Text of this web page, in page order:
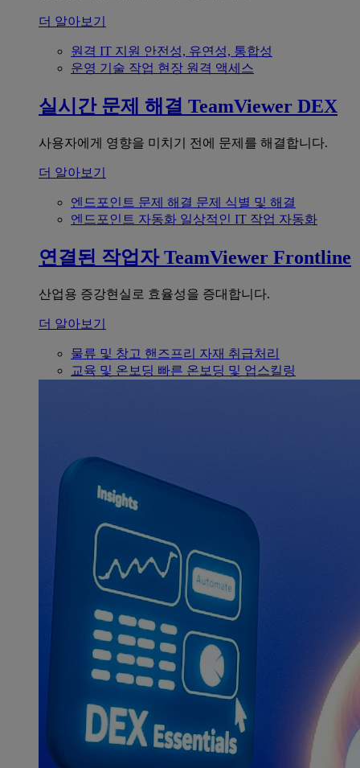
더 알아보기
원격 IT 지원 안전성, 유연성, 통합성
운영 기술 작업 현장 원격 액세스
실시간 문제 해결 TeamViewer DEX
사용자에게 영향을 미치기 전에 문제를 해결합니다.
더 알아보기
엔드포인트 문제 해결 문제 식별 및 해결
엔드포인트 자동화 일상적인 IT 작업 자동화
연결된 작업자 TeamViewer Frontline
산업용 증강현실로 효율성을 증대합니다.
더 알아보기
물류 및 창고 핸즈프리 자재 취급처리
교육 및 온보딩 빠른 온보딩 및 업스킬링